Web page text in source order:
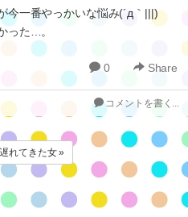
今一番やっかいな悩み(´д｀|||)
った…。
0 Share
コメントを書く...
遅れてきた女 »